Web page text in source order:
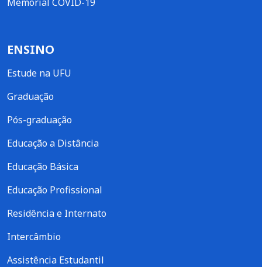
ENSINO
Estude na UFU
Graduação
Pós-graduação
Educação a Distância
Educação Básica
Educação Profissional
Residência e Internato
Intercâmbio
Assistência Estudantil